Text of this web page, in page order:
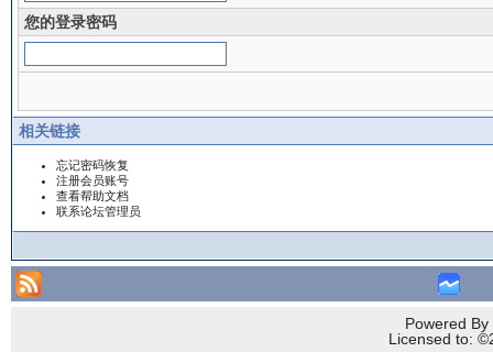
您的登录密码
相关链接
忘记密码恢复
注册会员账号
查看帮助文档
联系论坛管理员
Powered
Licensed to: